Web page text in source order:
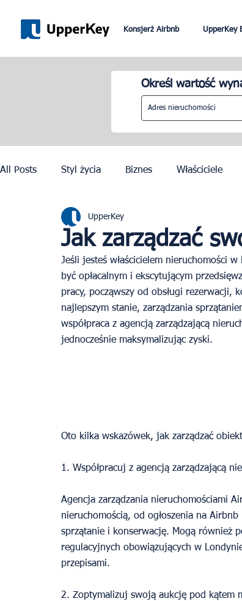
Konsjerż Airbnb UpperKey
Określ wartość
All Posts Styl życia Biznes Właściciele
Rzym Dubai
Igrzyska Olimpijskie w Paryżu 2024
Jak zarządzać
UpperKey
Jeśli jesteś właścicielem nieruchomości
być opłacalnym i ekscytującym
pracy, począwszy od obsługi rezerwacji,
najlepszym stanie, zarządzania
współpraca z agencją zarządzającą
jednocześnie maksymalizując zyski.
Oto kilka wskazówek, jak zarządzać
1. Współpracuj z agencją zarządzającą
Agencja zarządzania nieruchomościami
nieruchomością, od ogłoszenia na
sprzątanie i konserwację. Mogą również
regulacyjnych obowiązujących w
przepisami.
2. Zoptymalizuj swoją aukcję pod kątem